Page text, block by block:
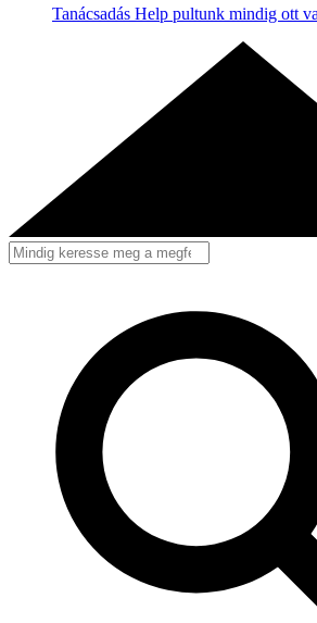
Tanácsadás Help pultunk mindig ott